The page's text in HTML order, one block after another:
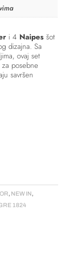
i 4 Naipes šot
dizajna. Sa
ovaj set
posebne
savršen
, NEW IN,
1824